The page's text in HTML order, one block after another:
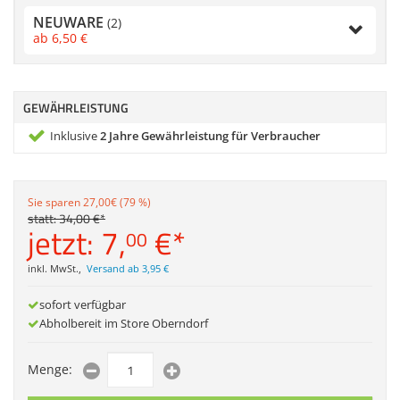
Anmelden
NEUWARE (2)
ab 6,50 €
GEWÄHRLEISTUNG
Inklusive2 Jahre Gewährleistung für Verbraucher
Sie sparen 27,00€ (79 %)
statt:34,00€*
jetzt: 7,00 €*
inkl. MwSt., Versand ab 3,95 €
sofort verfügbar
Abholbereit im Store Oberndorf
Menge: